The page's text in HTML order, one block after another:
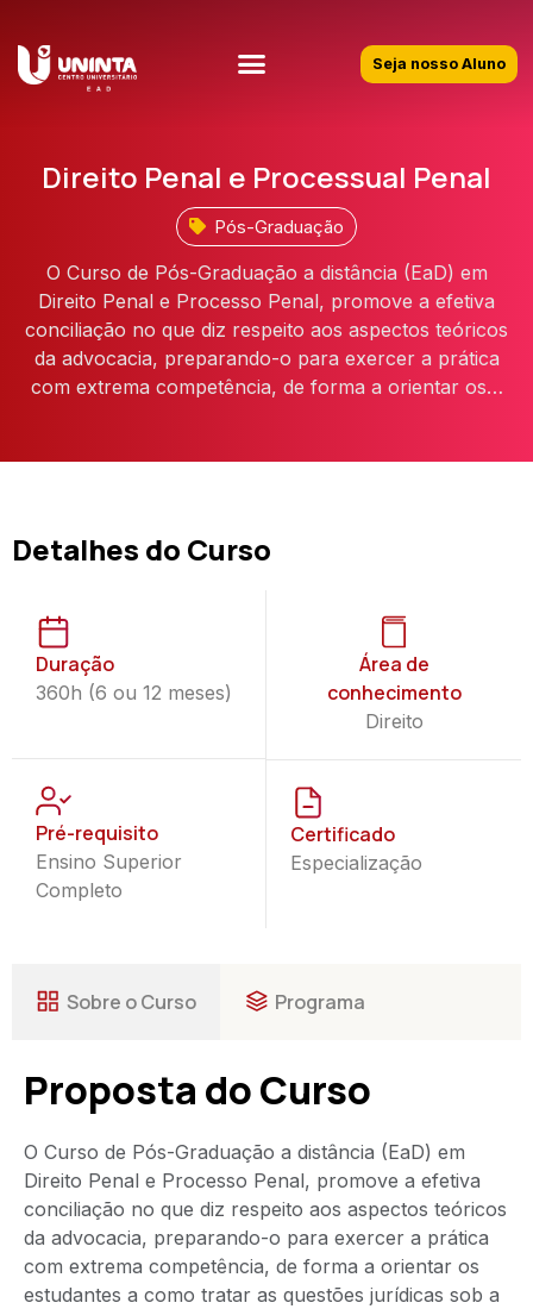
Seja nosso Aluno
Direito Penal e Processual Penal
Pós-Graduação
O Curso de Pós-Graduação a distância (EaD) em
Direito Penal e Processo Penal, promove a efetiva
conciliação no que diz respeito aos aspectos teóricos
da advocacia, preparando-o para exercer a prática
com extrema competência, de forma a orientar os…
Detalhes do Curso
Duração
360h (6 ou 12 meses)
Área de
conhecimento
Direito
Pré-requisito
Ensino Superior
Completo
Certificado
Especialização
Sobre o Curso Programa
Proposta do Curso
O Curso de Pós-Graduação a distância (EaD) em
Direito Penal e Processo Penal, promove a efetiva
conciliação no que diz respeito aos aspectos teóricos
da advocacia, preparando-o para exercer a prática
com extrema competência, de forma a orientar os
estudantes a como tratar as questões jurídicas sob a